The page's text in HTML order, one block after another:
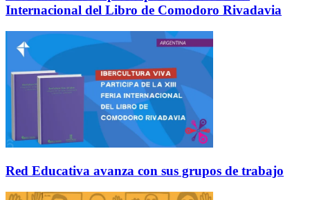
Internacional del Libro de Comodoro Rivadavia
Red Educativa avanza con sus grupos de trabajo